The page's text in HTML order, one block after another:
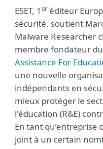
ESET, 1 er éditeur
sécurité, soutient
Malware Researcher
membre fondateur
Assistance For
une nouvelle
indépendants en
mieux protéger le
l'éducation (R&E)
En tant qu’entreprise
joint à un certain